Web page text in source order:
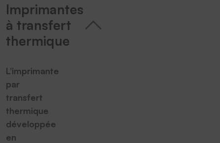
Imprimantes
à transfert
thermique
L’imprimante
par
transfert
thermique
développée
en